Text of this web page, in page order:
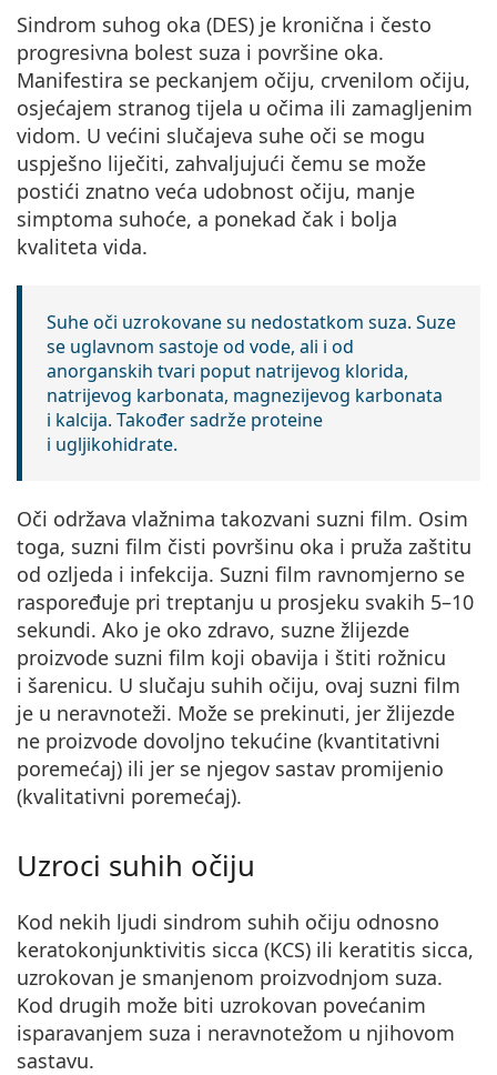
Persol
Prada
Sve marke sunčanih naočala
Sindrom suhog oka (DES) je kronična i često
progresivna bolest suza i površine oka.
Manifestira se peckanjem očiju, crvenilom očiju,
osjećajem stranog tijela u očima ili zamagljenim
vidom. U većini slučajeva suhe oči se mogu
uspješno liječiti, zahvaljujući čemu se može
postići znatno veća udobnost očiju, manje
simptoma suhoće, a ponekad čak i bolja
kvaliteta vida.
Suhe oči uzrokovane su nedostatkom suza. Suze
se uglavnom sastoje od vode, ali i od
anorganskih tvari poput natrijevog klorida,
natrijevog karbonata, magnezijevog karbonata
i kalcija. Također sadrže proteine
i ugljikohidrate.
Oči održava vlažnima takozvani suzni film. Osim
toga, suzni film čisti površinu oka i pruža zaštitu
od ozljeda i infekcija. Suzni film ravnomjerno se
raspoređuje pri treptanju u prosjeku svakih 5–10
sekundi. Ako je oko zdravo, suzne žlijezde
proizvode suzni film koji obavija i štiti rožnicu
i šarenicu. U slučaju suhih očiju, ovaj suzni film
je u neravnoteži. Može se prekinuti, jer žlijezde
ne proizvode dovoljno tekućine (kvantitativni
poremećaj) ili jer se njegov sastav promijenio
(kvalitativni poremećaj).
Uzroci suhih očiju
Kod nekih ljudi sindrom suhih očiju odnosno
keratokonjunktivitis sicca (KCS) ili keratitis sicca,
uzrokovan je smanjenom proizvodnjom suza.
Kod drugih može biti uzrokovan povećanim
isparavanjem suza i neravnotežom u njihovom
sastavu.